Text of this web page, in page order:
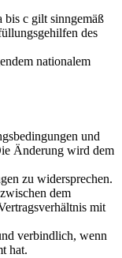
bis c gilt sinngemäß
des
nationalem
und
Änderung wird dem
zu widersprechen.
dem
mit
verbindlich, wenn
hat.